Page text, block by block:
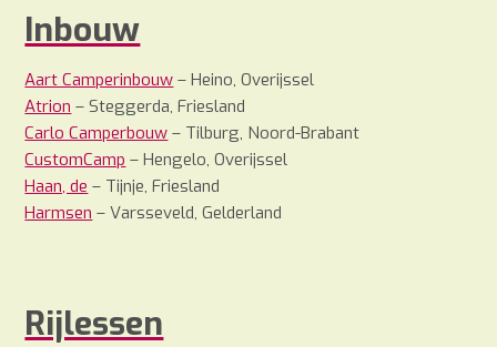
Inbouw
Aart Camperinbouw – Heino, Overijssel
Atrion – Steggerda, Friesland
Carlo Camperbouw – Tilburg, Noord-Brabant
CustomCamp – Hengelo, Overijssel
Haan, de – Tijnje, Friesland
Harmsen – Varsseveld, Gelderland
Rijlessen